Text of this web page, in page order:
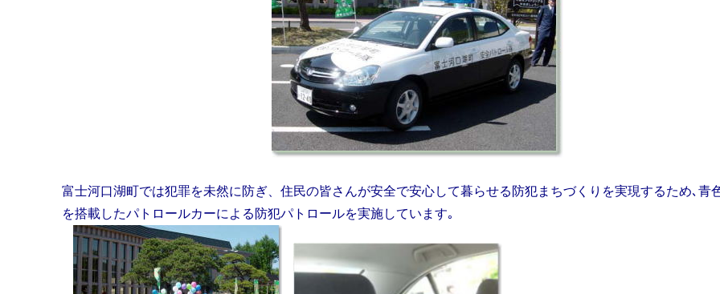
富士河口湖町では犯罪を未然に防ぎ、住民の皆さんが安全で安心して暮らせる防犯まちづくりを実現するため､青
を搭載したパトロールカーによる防犯パトロールを実施しています｡